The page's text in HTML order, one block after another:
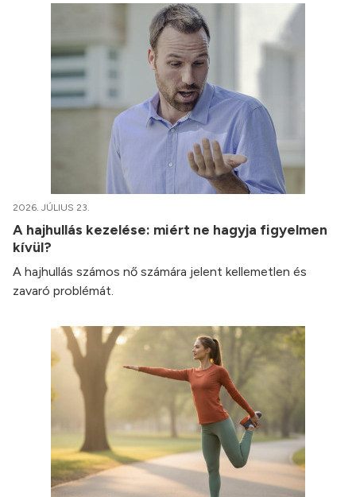
2026. JÚLIUS 23.
A hajhullás kezelése: miért ne hagyja figyelmen
kívül?
A hajhullás számos nő számára jelent kellemetlen és
zavaró problémát.